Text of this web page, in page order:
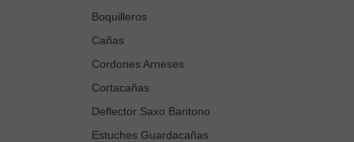
Boquilleros
Cañas
Cordones Arneses
Cortacañas
Deflector Saxo Baritono
Estuches Guardacañas